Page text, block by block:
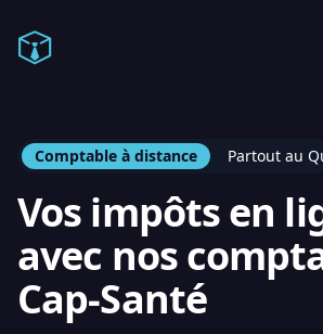
Comptable en ligne
Comptable à distance Partout au
Vos impôts en
avec nos
Cap-Santé